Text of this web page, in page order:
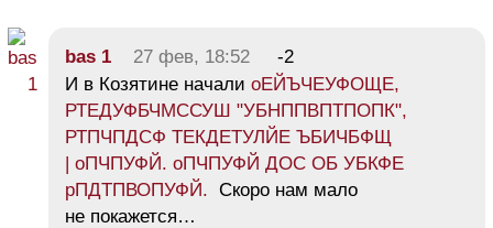
bas 1 27 фев, 18:52
-2
И в Козятине начали оЕЙЪЧЕУФОЩЕ,
РТЕДУФБЧМССУШ "УБНППВПТПОПК",
РТПЧПДСФ ТЕКДЕТУЛЙЕ ЪБИЧБФЩ
| оПЧПУФЙ. оПЧПУФЙ ДОС ОБ УБКФЕ
рПДТПВОПУФЙ. Скоро нам мало
не покажется…